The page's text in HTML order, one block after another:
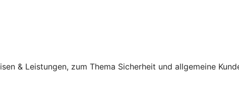
& Leistungen, zum Thema Sicherheit und allgemeine